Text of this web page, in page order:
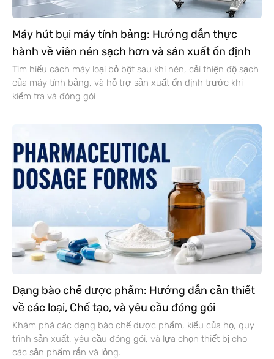
Máy hút bụi máy tính bảng: Hướng dẫn thực
hành về viên nén sạch hơn và sản xuất ổn định
Tìm hiểu cách máy loại bỏ bột sau khi nén, cải thiện độ sạch
của máy tính bảng, và hỗ trợ sản xuất ổn định trước khi
kiểm tra và đóng gói
Dạng bào chế dược phẩm: Hướng dẫn cần thiết
về các loại, Chế tạo, và yêu cầu đóng gói
Khám phá các dạng bào chế dược phẩm, kiểu của họ, quy
trình sản xuất, yêu cầu đóng gói, và lựa chọn thiết bị cho
các sản phẩm rắn và lỏng.